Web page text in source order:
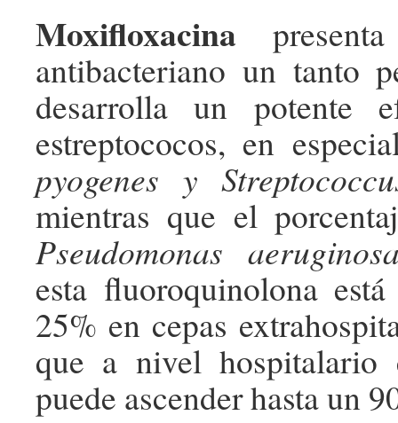
Moxifloxacina
antibacteriano un tanto
desarrolla un potente
estreptococos, en
pyogenes y
mientras que el
Pseudomonas
esta fluoroquinolona
25% en cepas
que a nivel hospitalario
puede ascender hasta un